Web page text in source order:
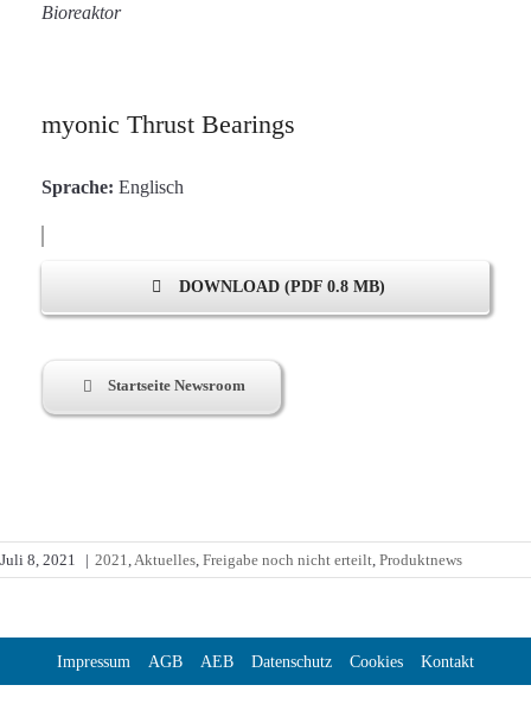
Bioreaktor
myonic Thrust Bearings
Sprache: Englisch
DOWNLOAD (PDF 0.8 MB)
Startseite Newsroom
Juli 8, 2021 | 2021,Aktuelles, Freigabe noch nicht erteilt, Produktnews
Impressum AGB AEB Datenschutz Cookies Kontakt